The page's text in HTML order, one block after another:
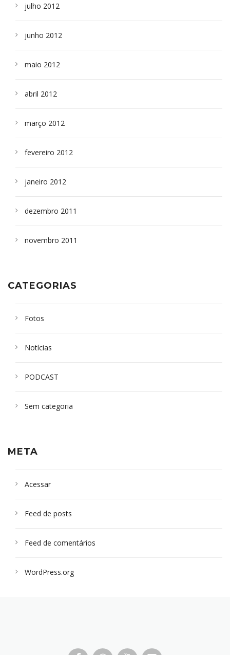
julho 2012
junho 2012
maio 2012
abril 2012
março 2012
fevereiro 2012
janeiro 2012
dezembro 2011
novembro 2011
CATEGORIAS
Fotos
Notícias
PODCAST
Sem categoria
META
Acessar
Feed de posts
Feed de comentários
WordPress.org